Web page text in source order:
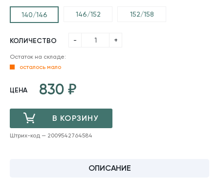
140/146 146/152 152/158
КОЛИЧЕСТВО - +
Остаток на складе:
осталось мало
ЦЕНА 830
Штрих-код — 2009542764584
В КОРЗИНУ
ДОБАВЛЕНО
ОПИСАНИЕ